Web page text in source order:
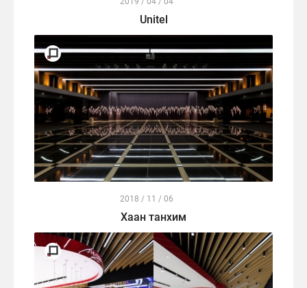
Unitel
2018 / 11 / 06
Хаан танхим